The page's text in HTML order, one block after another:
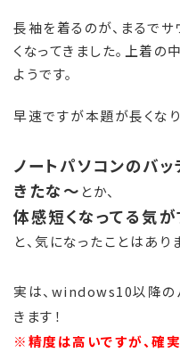
長袖を着るのが、まるで
くなってきました。上着
ようです。
早速ですが本題が長くな
ノートパソコンのバッ
きたな～ とか、
体感短くなってる気
と、気になったことはあり
実は、windows10以降の
きます！
※精度は高いですが、確実